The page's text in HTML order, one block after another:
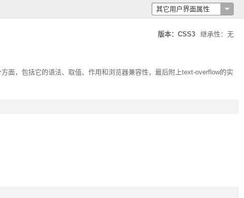
其它用户界面属性
版本：CSS3 继承性：无
面，包括它的语法、取值、作用和浏览器兼容性，最后附上text-overflow的实